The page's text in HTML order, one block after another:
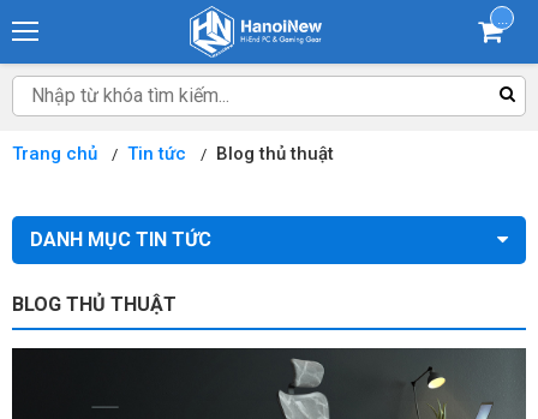
Trang chủ Tin tức Blog thủ thuật
DANH MỤC TIN TỨC
BLOG THỦ THUẬT